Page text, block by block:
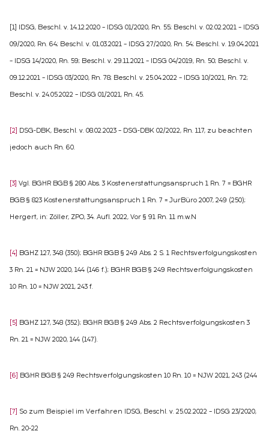
[1] IDSG, Beschl. v. 14.12.2020 – IDSG 01/2020, Rn. 55; Beschl. v. 02.02.2021 – IDSG
09/2020, Rn. 64; Beschl. v. 01.03.2021 – IDSG 27/2020, Rn. 54; Beschl. v. 19.04.2021
– IDSG 14/2020, Rn. 59; Beschl. v. 29.11.2021 – IDSG 04/2019, Rn. 50; Beschl. v.
09.12.2021 – IDSG 03/2020, Rn. 78; Beschl. v. 25.04.2022 – IDSG 10/2021, Rn. 72;
Beschl. v. 24.05.2022 – IDSG 01/2021, Rn. 45.
[2] DSG-DBK, Beschl. v. 08.02.2023 – DSG-DBK 02/2022, Rn. 117, zu beachten
jedoch auch Rn. 60.
[3] Vgl. BGHR BGB § 280 Abs. 3 Kostenerstattungsanspruch 1 Rn. 7 = BGHR
BGB § 823 Kostenerstattungsanspruch 1 Rn. 7 = JurBüro 2007, 249 (250);
Hergert, in: Zöller, ZPO, 34. Aufl. 2022, Vor § 91 Rn. 11 m.w.N
[4] BGHZ 127, 348 (350); BGHR BGB § 249 Abs. 2 S. 1 Rechtsverfolgungskosten
3 Rn. 21 = NJW 2020, 144 (146 f.); BGHR BGB § 249 Rechtsverfolgungskosten
10 Rn. 10 = NJW 2021, 243 f.
[5] BGHZ 127, 348 (352); BGHR BGB § 249 Abs. 2 Rechtsverfolgungskosten 3
Rn. 21 = NJW 2020, 144 (147).
[6] BGHR BGB § 249 Rechtsverfolgungskosten 10 Rn. 10 = NJW 2021, 243 (244
[7] So zum Beispiel im Verfahren IDSG, Beschl. v. 25.02.2022 – IDSG 23/2020,
Rn. 20-22